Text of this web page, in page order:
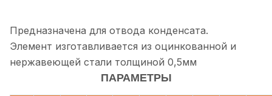
Предназначена для отвода конденсата.
Элемент изготавливается из оцинкованной и
нержавеющей стали толщиной 0,5мм
ПАРАМЕТРЫ